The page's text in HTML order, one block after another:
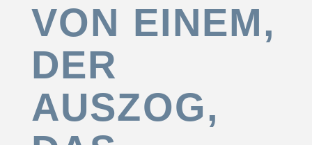
VON EINEM,
DER
AUSZOG,